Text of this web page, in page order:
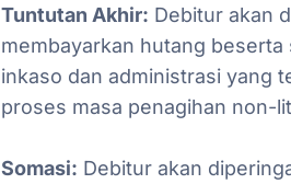
Tuntutan Akhir: Debitur akan
membayarkan hutang beserta
inkaso dan administrasi yang
proses masa penagihan non-
Somasi: Debitur akan